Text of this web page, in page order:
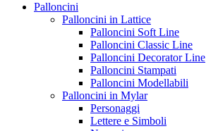
Palloncini
Palloncini in Lattice
Palloncini Soft Line
Palloncini Classic Line
Palloncini Decorator Line
Palloncini Stampati
Palloncini Modellabili
Palloncini in Mylar
Personaggi
Lettere e Simboli